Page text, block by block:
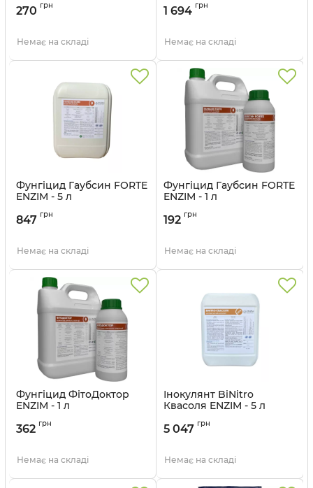
270 грн
Немає на складі
1 694 грн
Немає на складі
Фунгіцид Гаубсин FORTE
ENZIM - 5 л
847 грн
Немає на складі
Фунгіцид Гаубсин FORTE
ENZIM - 1 л
192 грн
Немає на складі
Фунгіцид ФітоДоктор
ENZIM - 1 л
362 грн
Немає на складі
Інокулянт BiNitro
Квасоля ENZIM - 5 л
5 047 грн
Немає на складі